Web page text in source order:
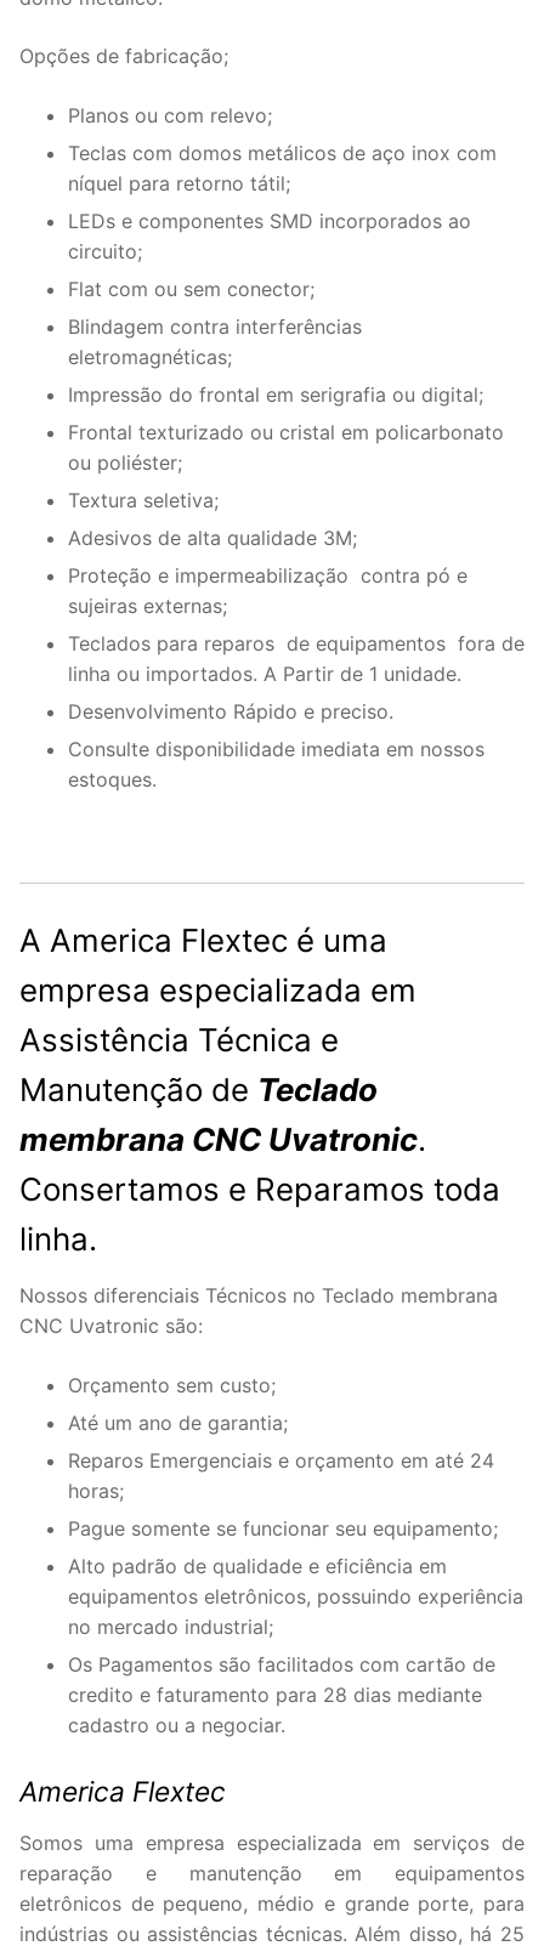
Opções de fabricação;
Planos ou com relevo;
Teclas com domos metálicos de aço inox com
níquel para retorno tátil;
LEDs e componentes SMD incorporados ao
circuito;
Flat com ou sem conector;
Blindagem contra interferências
eletromagnéticas;
Impressão do frontal em serigrafia ou digital;
Frontal texturizado ou cristal em policarbonato
ou poliéster;
Textura seletiva;
Adesivos de alta qualidade 3M;
Proteção e impermeabilização contra pó e
sujeiras externas;
Teclados para reparos de equipamentos fora de
linha ou importados. A Partir de 1 unidade.
Desenvolvimento Rápido e preciso.
Consulte disponibilidade imediata em nossos
estoques.
A America Flextec é uma
empresa especializada em
Assistência Técnica e
Manutenção de Teclado
membrana CNC Uvatronic.
Consertamos e Reparamos toda
linha.
Nossos diferenciais Técnicos no Teclado membrana
CNC Uvatronic são:
Orçamento sem custo;
Até um ano de garantia;
Reparos Emergenciais e orçamento em até 24
horas;
Pague somente se funcionar seu equipamento;
Alto padrão de qualidade e eficiência em
equipamentos eletrônicos, possuindo experiência
no mercado industrial;
Os Pagamentos são facilitados com cartão de
credito e faturamento para 28 dias mediante
cadastro ou a negociar.
America Flextec
Somos uma empresa especializada em serviços de
reparação e manutenção em equipamentos
eletrônicos de pequeno, médio e grande porte, para
indústrias ou assistências técnicas. Além disso, há 25